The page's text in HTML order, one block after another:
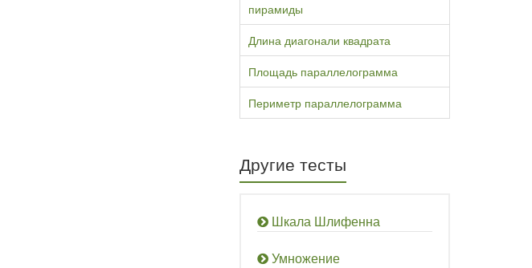
пирамиды
Длина диагонали квадрата
Площадь параллелограмма
Периметр параллелограмма
Другие тесты
Шкала Шлифенна
Умножение